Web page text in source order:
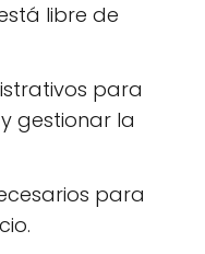
libre de
para
gestionar la
para